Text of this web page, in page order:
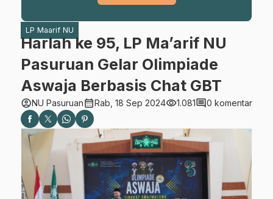
LP Maarif NU
Harlah ke 95, LP Ma’arif NU
Pasuruan Gelar Olimpiade
Aswaja Berbasis Chat GBT
account_circleNU Pasuruancalendar_monthRab, 18 Sep 2024visibility1.081comment0 komentar